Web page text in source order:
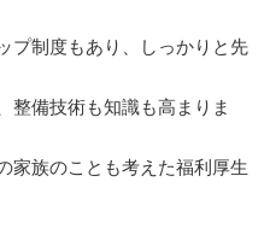
プ制度もあり、しっかりと先
整備技術も知識も高まりま
家族のことも考えた福利厚生